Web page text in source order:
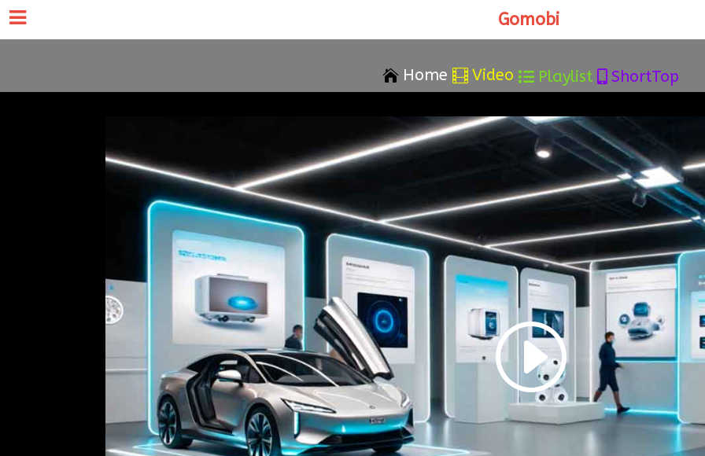
 Home  Video  Playlist  ShortTop
Gomobi